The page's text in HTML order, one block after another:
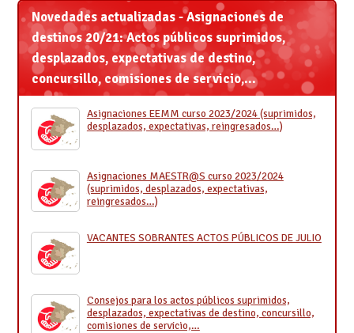
Novedades actualizadas - Asignaciones de
destinos 20/21: Actos públicos suprimidos,
desplazados, expectativas de destino,
concursillo, comisiones de servicio,...
Asignaciones EEMM curso 2023/2024 (suprimidos,
desplazados, expectativas, reingresados…)
Asignaciones MAESTR@S curso 2023/2024
(suprimidos, desplazados, expectativas,
reingresados…)
VACANTES SOBRANTES ACTOS PÚBLICOS DE JULIO
Consejos para los actos públicos suprimidos,
desplazados, expectativas de destino, concursillo,
comisiones de servicio,…